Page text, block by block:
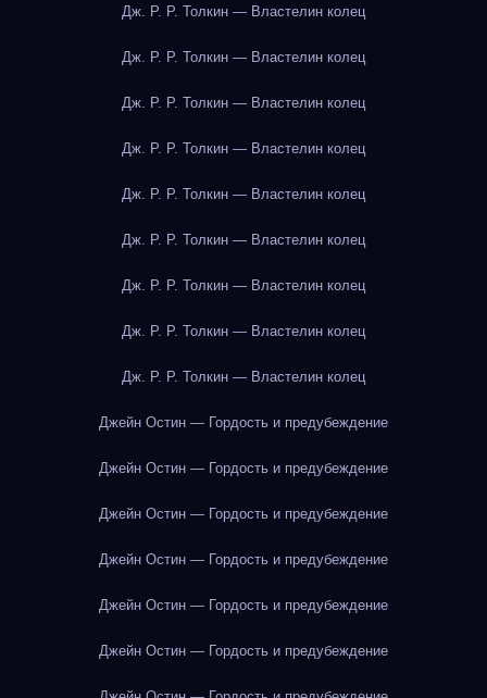
Дж. Р. Р. Толкин — Властелин колец
Дж. Р. Р. Толкин — Властелин колец
Дж. Р. Р. Толкин — Властелин колец
Дж. Р. Р. Толкин — Властелин колец
Дж. Р. Р. Толкин — Властелин колец
Дж. Р. Р. Толкин — Властелин колец
Дж. Р. Р. Толкин — Властелин колец
Дж. Р. Р. Толкин — Властелин колец
Дж. Р. Р. Толкин — Властелин колец
Джейн Остин — Гордость и предубеждение
Джейн Остин — Гордость и предубеждение
Джейн Остин — Гордость и предубеждение
Джейн Остин — Гордость и предубеждение
Джейн Остин — Гордость и предубеждение
Джейн Остин — Гордость и предубеждение